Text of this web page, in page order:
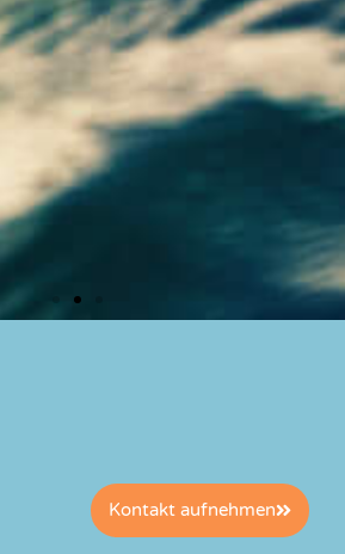
Kontakt aufnehmen